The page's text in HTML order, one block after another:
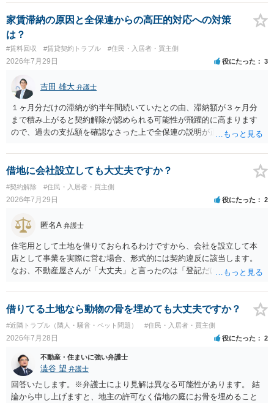
交渉である以上賃借人が拒んだ場合には入りませんが、提案するのは
良い方法と思います。
家賃滞納の原因と全保連からの高圧的対応への対策
は？
#賃料回収 #賃貸契約トラブル #住民・入居者・買主側
2026年7月29日 役にたった 3
吉田 雄大 弁護士
１ヶ月分だけの滞納が約半年間続いていたとの由、滞納額が３ヶ月分
まで積み上がると契約解除が認められる可能性が飛躍的に高まります
ので、過去の支払額を確認なさった上で全保連の説明が正しければ、
た理由は気になるところですが、中身のある返答は期待できないと思
います。
借地に会社設立しても大丈夫ですか？
#契約解除 #住民・入居者・買主側
2026年7月29日 役にたった 2
匿名A 弁護士
住宅用として土地を借りておられるわけですから、会社を設立して本
店として事業を実際に営む場合、形式的には契約違反に該当します。
なお、不動産屋さんが「大丈夫」と言ったのは「登記だけなら実務上
れますが、これは法的な保証ではありません。 ただ、解除まで認めら
れるかどうかについては信頼関係が破壊されたかどうかで判断されま
すので、建物を事務所・店舗用に大きく改築する等までなさらない限
り、リスクはそれほど大きくないかもしれません。 しかしそれでも、
大家さんが契約違反を口実に、将来の更新時に更新料の上乗せを要求
したり、立ち退きを迫る材料に使ったりする可能性は否定できませ
ん。
借りてる土地なら動物の骨を埋めても大丈夫ですか？
#近隣トラブル（隣人・騒音・ペット問題） #住民・入居者・買主側
2026年7月28日 役にたった 2
不動産・住まいに強い弁護士
澁谷 望 弁護士
回答いたします。※弁護士により見解は異なる可能性があります。 結
論から申し上げますと、地主の許可なく借地の庭にお骨を埋めること